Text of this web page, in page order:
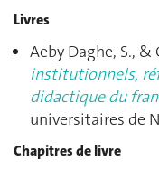
Livres
Aeby Daghe, S., &
institutionnels,
didactique du
universitaires de
Chapitres de livre